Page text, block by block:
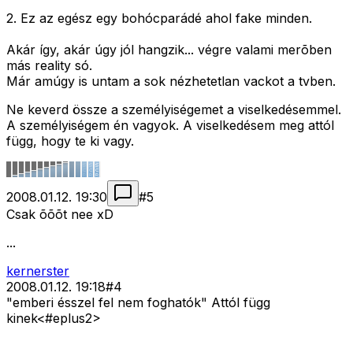
2. Ez az egész egy bohócparádé ahol fake minden.
Akár így, akár úgy jól hangzik... végre valami merõben
más reality só.
Már amúgy is untam a sok nézhetetlan vackot a tvben.
Ne keverd össze a személyiségemet a viselkedésemmel.
A személyiségem én vagyok. A viselkedésem meg attól
függ, hogy te ki vagy.
2008.01.12. 19:30 #5
Csak õõõt nee xD
...
kernerster
2008.01.12. 19:18#4
"emberi ésszel fel nem foghatók" Attól függ
kinek<#eplus2>